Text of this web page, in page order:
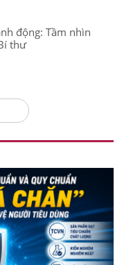
động: Tầm nhìn
thư